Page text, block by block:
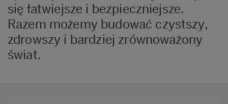
się łatwiejsze i bezpieczniejsze.
Razem możemy budować czystszy,
zdrowszy i bardziej zrównoważony
świat.